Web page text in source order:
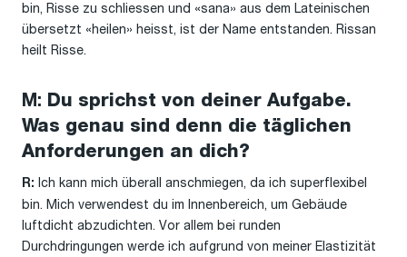
bin, Risse zu schliessen und «sana» aus dem Lateinischen
übersetzt «heilen» heisst, ist der Name entstanden. Rissan
heilt Risse.
M: Du sprichst von deiner Aufgabe.
Was genau sind denn die täglichen
Anforderungen an dich?
R: Ich kann mich überall anschmiegen, da ich superflexibel
bin. Mich verwendest du im Innenbereich, um Gebäude
luftdicht abzudichten. Vor allem bei runden
Durchdringungen werde ich aufgrund von meiner Elastizität